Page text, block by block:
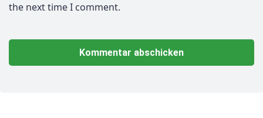
the next time I comment.